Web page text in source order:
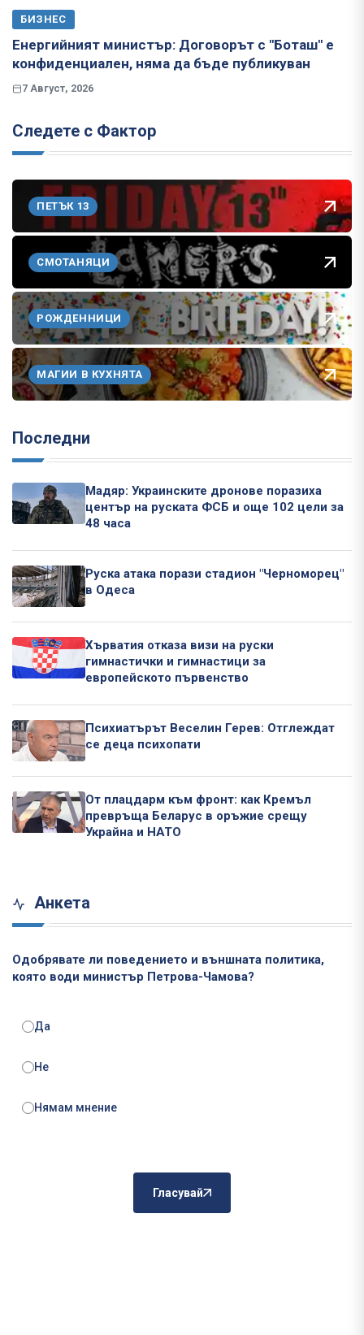
БИЗНЕС
Енергийният министър: Договорът с "Боташ" е
конфиденциален, няма да бъде публикуван
7 Август, 2026
Следете с Фактор
ПЕТЪК 13
СМОТАНЯЦИ
РОЖДЕННИЦИ
МАГИИ В КУХНЯТА
Последни
Мадяр: Украинските дронове поразиха
център на руската ФСБ и още 102 цели за
48 часа
Руска атака порази стадион "Черноморец"
в Одеса
Хърватия отказа визи на руски
гимнастички и гимнастици за
европейското първенство
Психиатърът Веселин Герев: Отглеждат
се деца психопати
От плацдарм към фронт: как Кремъл
превръща Беларус в оръжие срещу
Украйна и НАТО
Анкета
Одобрявате ли поведението и външната политика,
която води министър Петрова-Чамова?
Да
Не
Нямам мнение
Гласувай